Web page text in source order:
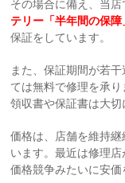
その場合に備え、当店
テリー「半年間の保障
保証をしています。
また、保証期間が若
ては無料で修理を承り
領収書や保証書は大切
価格は、店舗を維持
います。最近は修理
価格競争みたいに安価